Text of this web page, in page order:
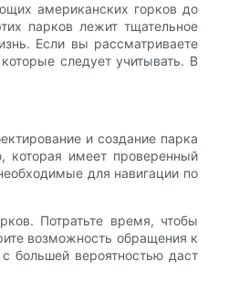
американских горков до
парков лежит тщательное
Если вы рассматриваете
следует учитывать. В
и создание парка
которая имеет проверенный
для навигации по
Потратьте время, чтобы
возможность обращения к
большей вероятностью даст